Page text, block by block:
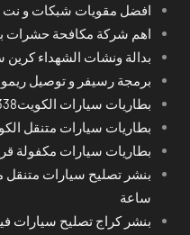
افضل مقويات شبكات و
اهم شركة مكافحة حشرات
بدالة ونشات الشهداء
برمجة رسيفر و توصيل ريموت 24 ساعة في محافظات
بطاريات سيارات الكويت52227338
بطاريات سيارات متنقل
بطاريات سيارات مكفولة
ساعة
بنشر كراج تصليح سيارات